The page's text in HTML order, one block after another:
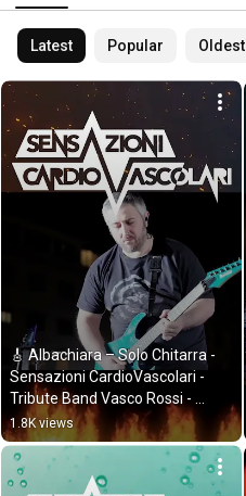
Latest Popular Oldest
🎸 Albachiara – Solo Chitarra -
Sensazioni CardioVascolari -
Tribute Band Vasco Rossi -
Ancona
1.8K views